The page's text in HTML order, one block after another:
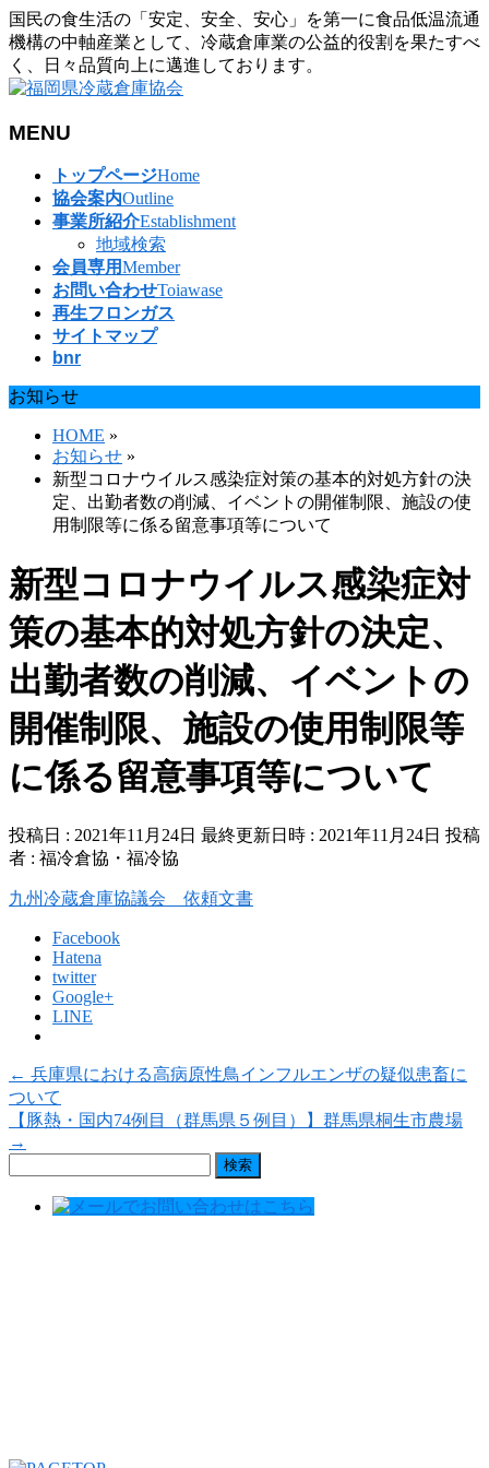
国民の食生活の「安定、安全、安心」を第一に食品低温流通
機構の中軸産業として、冷蔵倉庫業の公益的役割を果たすべ
く、日々品質向上に邁進しております。
MENU
トップページHome
協会案内Outline
事業所紹介Establishment
地域検索
会員専用Member
お問い合わせToiawase
再生フロンガス
サイトマップ
bnr
お知らせ
HOME »
お知らせ »
新型コロナウイルス感染症対策の基本的対処方針の決
定、出勤者数の削減、イベントの開催制限、施設の使
用制限等に係る留意事項等について
新型コロナウイルス感染症対
策の基本的対処方針の決定、
出勤者数の削減、イベントの
開催制限、施設の使用制限等
に係る留意事項等について
投稿日 : 2021年11月24日 最終更新日時 : 2021年11月24日 投稿
者 : 福冷倉協・福冷協
九州冷蔵倉庫協議会 依頼文書
Facebook
Hatena
twitter
Google+
LINE
← 兵庫県における高病原性鳥インフルエンザの疑似患畜に
ついて
【豚熱・国内74例目（群馬県５例目）】群馬県桐生市農場
→